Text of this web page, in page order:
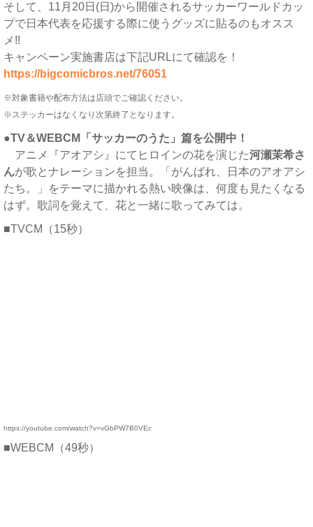
そして、11月20日(日)から開催されるサッカーワールドカッ
プで日本代表を応援する際に使うグッズに貼るのもオスス
メ!!
キャンペーン実施書店は下記URLにて確認を！
https://bigcomicbros.net/76051
※対象書籍や配布方法は店頭でご確認ください。
※ステッカーはなくなり次第終了となります。
●TV＆WEBCM「サッカーのうた」篇を公開中！
アニメ『アオアシ』にてヒロインの花を演じた河瀬茉希さ
んが歌とナレーションを担当。「がんばれ、日本のアオアシ
たち。」をテーマに描かれる熱い映像は、何度も見たくなる
はず。歌詞を覚えて、花と一緒に歌ってみては。
■TVCM（15秒）
https://youtube.com/watch?v=vGbPW7B0VEc
■WEBCM（49秒）